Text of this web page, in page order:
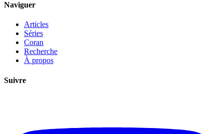
Naviguer
Articles
Séries
Coran
Recherche
À propos
Suivre